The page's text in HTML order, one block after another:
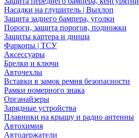
Насадки на глушитель | Выхлоп
Защита заднего бампера, уголки
Пороги, защита порогов, подножки
Защиты картера и днища
Фаркопы | ТСУ
Аксессуары
Брелки и ключи
Авточехлы
Вставки в замок ремня безопасности
Рамки номерного знака
Органайзеры
Зарядные устройства
Плавники на крышу и радио антенны
Автохимия
Автодержатели